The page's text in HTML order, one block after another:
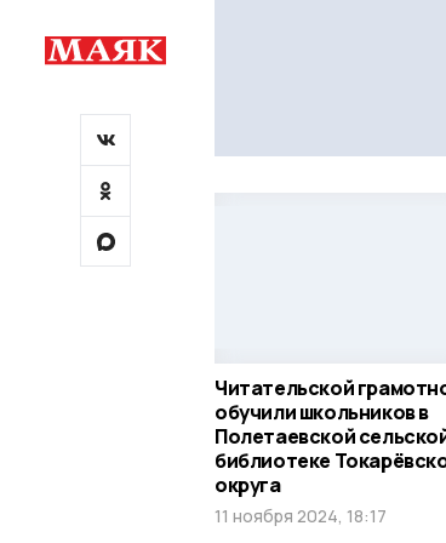
Читательской
обучили школьников в
Полетаевской
библиотеке
округа
11 ноября 2024, 18:17